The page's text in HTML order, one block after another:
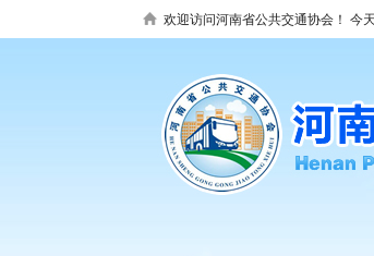
欢迎访问河南省公共交通协会！ 今